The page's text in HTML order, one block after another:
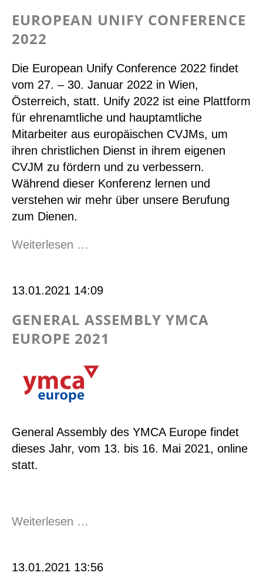
EUROPEAN UNIFY CONFERENCE
2022
Die European Unify Conference 2022 findet
vom 27. – 30. Januar 2022 in Wien,
Österreich, statt. Unify 2022 ist eine Plattform
für ehrenamtliche und hauptamtliche
Mitarbeiter aus europäischen CVJMs, um
ihren christlichen Dienst in ihrem eigenen
CVJM zu fördern und zu verbessern.
Während dieser Konferenz lernen und
verstehen wir mehr über unsere Berufung
zum Dienen.
Weiterlesen …
2022
13.01.2021 14:09
GENERAL ASSEMBLY YMCA
EUROPE 2021
General Assembly des YMCA Europe findet
dieses Jahr, vom 13. bis 16. Mai 2021, online
statt.
Weiterlesen …
Europe
13.01.2021 13:56